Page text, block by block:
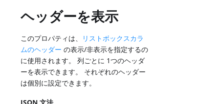
ヘッダーを表示
このプロパティは、
リストボックスカラ
ムのヘッダー の表示/非表示を指定するの
に使用されます。 列ごとに 1つのヘッダ
ーを表示できます。 それぞれのヘッダー
は個別に設定できます。